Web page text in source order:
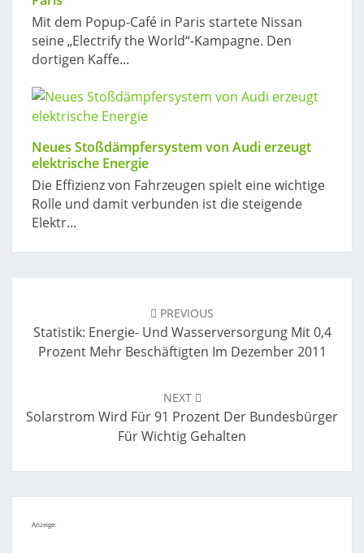
Mit dem Popup-Café in Paris startete Nissan
seine „Electrify the World“-Kampagne. Den
dortigen Kaffe...
Neues Stoßdämpfersystem von Audi erzeugt
elektrische Energie
Die Effizienz von Fahrzeugen spielt eine wichtige
Rolle und damit verbunden ist die steigende
Elektr...
PREVIOUS
Statistik: Energie- Und Wasserversorgung Mit 0,4
Prozent Mehr Beschäftigten Im Dezember 2011
NEXT
Solarstrom Wird Für 91 Prozent Der Bundesbürger
Für Wichtig Gehalten
Anzeige: